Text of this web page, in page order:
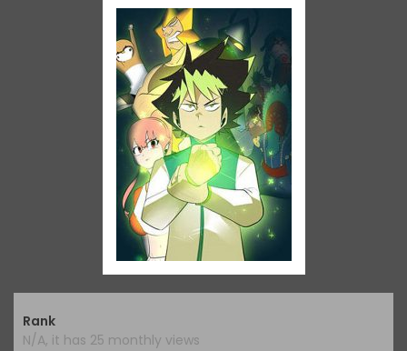
Rank
N/A, it has 25 monthly views